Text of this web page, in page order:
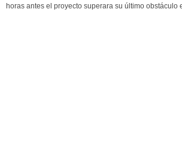
horas antes el proyecto superara su último obstáculo